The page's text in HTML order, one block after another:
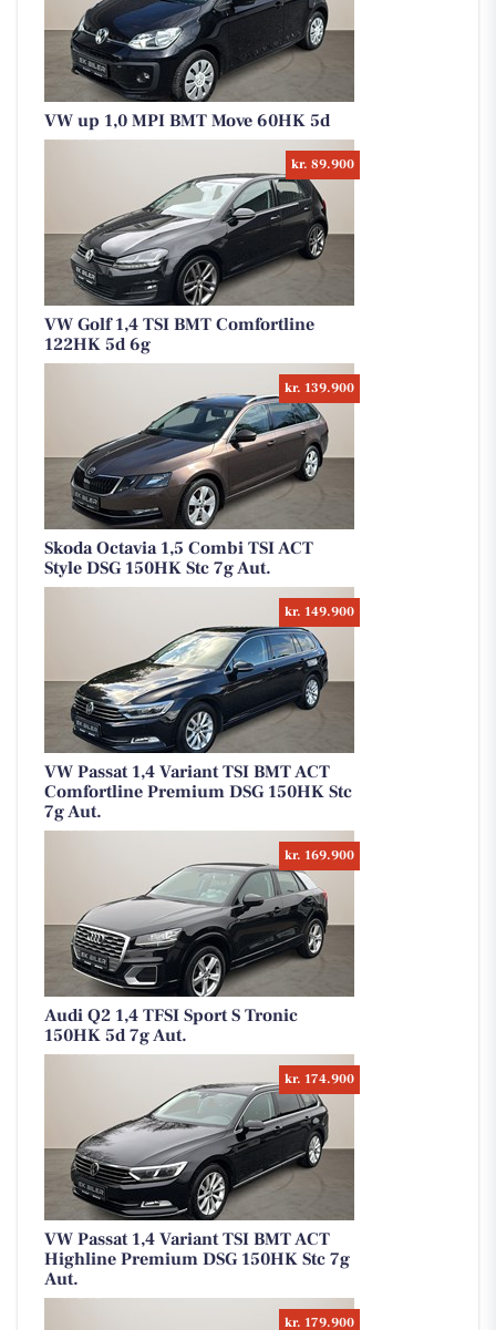
VW up 1,0 MPI BMT Move 60HK 5d
kr. 89.900
VW Golf 1,4 TSI BMT Comfortline
122HK 5d 6g
kr. 139.900
Skoda Octavia 1,5 Combi TSI ACT
Style DSG 150HK Stc 7g Aut.
kr. 149.900
VW Passat 1,4 Variant TSI BMT ACT
Comfortline Premium DSG 150HK Stc
7g Aut.
kr. 169.900
Audi Q2 1,4 TFSI Sport S Tronic
150HK 5d 7g Aut.
kr. 174.900
VW Passat 1,4 Variant TSI BMT ACT
Highline Premium DSG 150HK Stc 7g
Aut.
kr. 179.900